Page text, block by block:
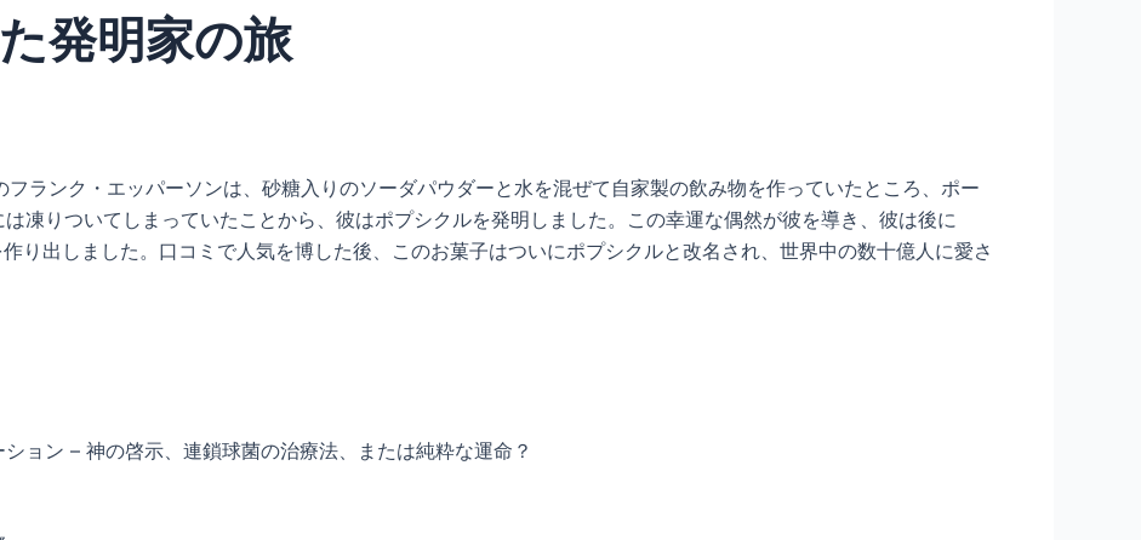
発明家の旅
ランク・エッパーソンは、砂糖入りのソーダパウダーと水を混ぜて自家製の飲み物を作っていたところ、ポー
凍りついてしまっていたことから、彼はポプシクルを発明しました。この幸運な偶然が彼を導き、彼は後に
り出しました。口コミで人気を博した後、このお菓子はついにポプシクルと改名され、世界中の数十億人に愛さ
ョン – 神の啓示、連鎖球菌の治療法、または純粋な運命？